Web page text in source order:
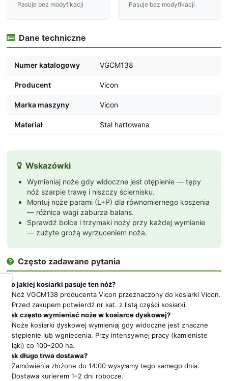
Pasuje bez modyfikacji Pasuje bez modyfikacji
 Dane techniczne
Numer katalogowy VGCM138
Producent Vicon
Marka maszyny Vicon
Materiał Stal hartowana
 Wskazówki
Wymieniaj noże gdy widoczne jest otępienie — tępy
nóż szarpie trawę i niszczy ściernisku.
Montuj noże parami (L+P) dla równomiernego koszenia
— różnica wagi zaburza balans.
Sprawdź bolce i trzymaki noży przy każdej wymianie
— zużyte grożą wyrzuceniem noża.
 Często zadawane pytania
Do jakiej kosiarki pasuje ten nóż?
Nóż VGCM138 producenta Vicon przeznaczony do kosiarki Vicon.
Przed zakupem potwierdź nr kat. z listą części kosiarki.
Jak często wymieniać noże w kosiarce dyskowej?
Noże kosiarki dyskowej wymieniaj gdy widoczne jest znaczne
stępienie lub wgniecenia. Przy intensywnej pracy (kamieniste
łąki) co 100–200 ha.
Jak długo trwa dostawa?
Zamówienia złożone do 14:00 wysyłamy tego samego dnia.
Dostawa kurierem 1–2 dni robocze.
Dbamy
o
Twoją
prywatność
Pliki
cookies
pokrewne
im